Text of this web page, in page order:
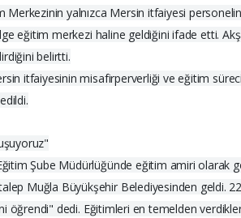
yalnızca Mersin itfaiyesi
eğitim merkezi haline geldiğini ifade etti.
belirtti.
itfaiyesinin misafirperverliği ve eğitim
Şube Müdürlüğünde eğitim amiri olarak
Muğla Büyükşehir Belediyesinden geldi.
öğrendi" dedi. Eğitimleri en temelden